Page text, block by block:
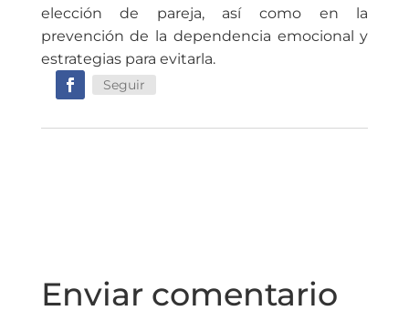
elección de pareja, así como en la
prevención de la dependencia emocional y
estrategias para evitarla.
Seguir
Enviar comentario